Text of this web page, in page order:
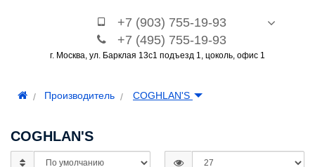
+7 (903) 755-19-93
+7 (495) 755-19-93
г. Москва, ул. Барклая 13с1 подъезд 1, цоколь, офис 1
Производитель COGHLAN'S
COGHLAN'S